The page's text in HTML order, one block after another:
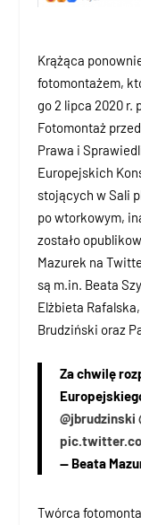
Krążąca
fotomontażem,
go 2 lipca 2020 r.
Fotomontaż
Prawa i
Europejskich
stojących w Sali
po wtorkowym,
zostało
Mazurek na
są m.in. Beata
Elżbieta
Brudziński oraz
Za chwilę
@jbrudzinski
— Beata
Twórca